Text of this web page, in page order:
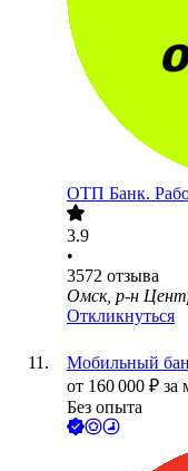
ОТП Банк.
3.9
•
3572 отзыва
Омск, р-н
Откликнуться
Мобильный
от 160 000 ₽ за
Без опыта